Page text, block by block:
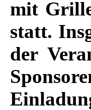
mit
statt.
der